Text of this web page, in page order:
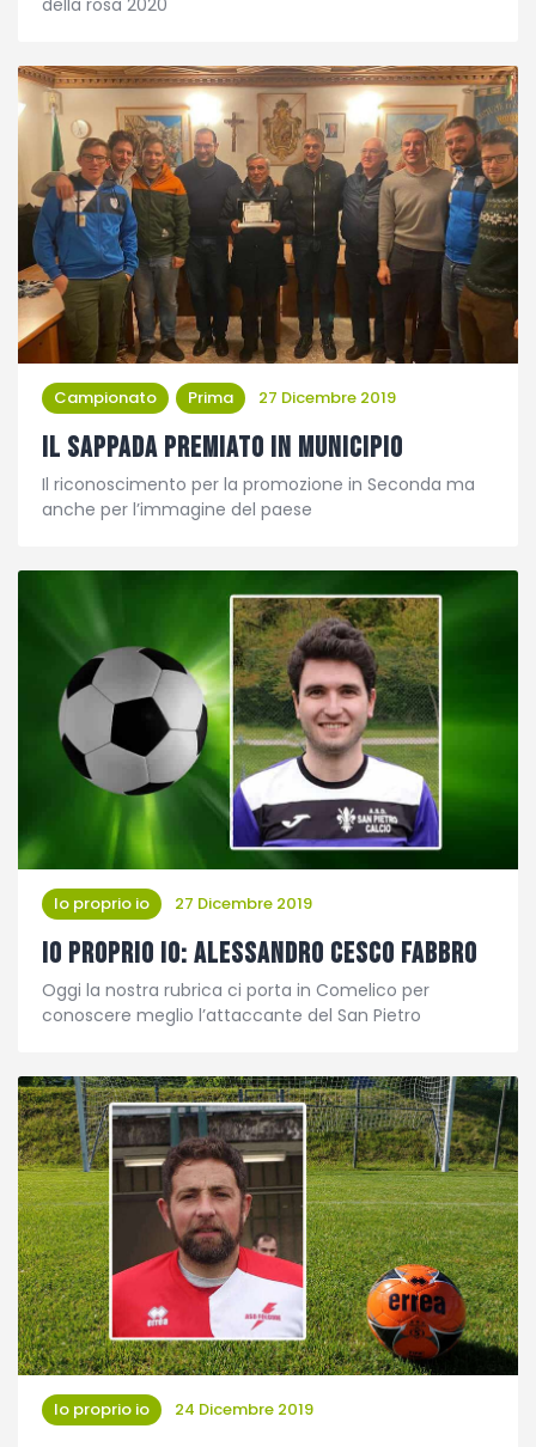
della rosa 2020
Campionato Prima 27 Dicembre 2019
Il Sappada premiato in Municipio
Il riconoscimento per la promozione in Seconda ma
anche per l’immagine del paese
Io proprio io 27 Dicembre 2019
Io proprio Io: Alessandro Cesco Fabbro
Oggi la nostra rubrica ci porta in Comelico per
conoscere meglio l’attaccante del San Pietro
Io proprio io 24 Dicembre 2019